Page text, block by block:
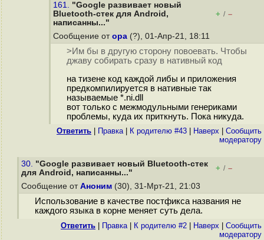
161. "Google развивает новый
Bluetooth-стек для Android,
написанны..."
+ / –
Сообщение от opa (?), 01-Апр-21, 18:11
>Им бы в другую сторону повоевать. Чтобы
джаву собирать сразу в нативный код
на тизене код каждой либы и приложения
предкомпилируется в нативные так
называемые *.ni.dll
вот только с межмодульными генериками
проблемы, куда их приткнуть. Пока никуда.
Ответить Правка| К родителю #43 Наверх
Cообщить
модератору
30. "Google развивает новый Bluetooth-стек
для Android, написанны..."
+ / –
Сообщение от Аноним (30), 31-Мрт-21, 21:03
Использование в качестве постфикса названия не
каждого языка в корне меняет суть дела.
Ответить Правка| К родителю #2 Наверх
Cообщить
модератору